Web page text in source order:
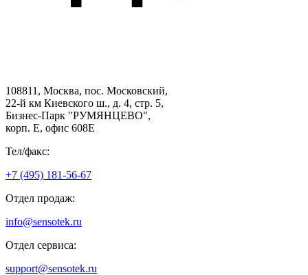
108811, Москва, пос. Московский,
22-й км Киевского ш., д. 4, стр. 5,
Бизнес-Парк "РУМЯНЦЕВО",
корп. Е, офис 608E
Тел/факс:
+7 (495) 181-56-67
Отдел продаж:
info@sensotek.ru
Отдел сервиса:
support@sensotek.ru